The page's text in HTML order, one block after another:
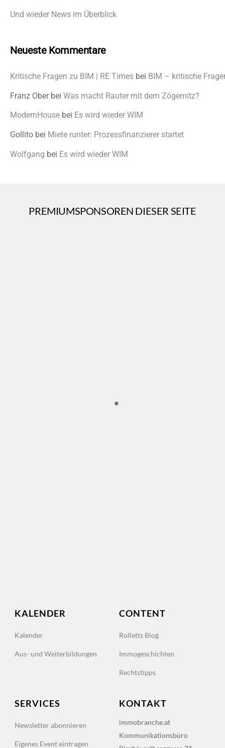
Und wieder News im Überblick
Neueste Kommentare
Kritische Fragen zu BIM | RE Times bei BIM – kritische
Franz Oberbei Was macht Rauter mit dem Zögernitz?
ModernHouse bei Es wird wieder WIM
Gollito bei Miete runter: Prozessfinanzierer startet
Wolfgang bei Es wird wieder WIM
PREMIUMSPONSOREN DIESER SEITE
KALENDER
Kalender
Aus- und Weiterbildungen
CONTENT
Rolletts Blog
Immogeschichten
Rechtstipps
SERVICES
Newsletter abonnieren
Eigenes Event eintragen
KONTAKT
immobranche.at
Kommunikationsbüro